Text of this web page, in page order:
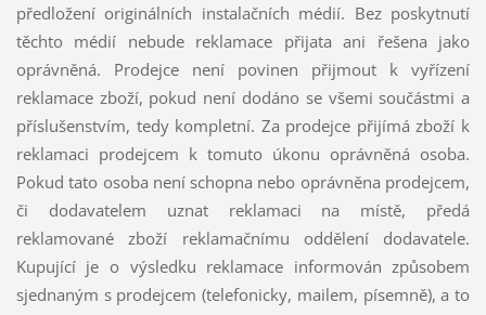
předložení originálních instalačních médií. Bez poskytnutí
těchto médií nebude reklamace přijata ani řešena jako
oprávněná. Prodejce není povinen přijmout k vyřízení
reklamace zboží, pokud není dodáno se všemi součástmi a
příslušenstvím, tedy kompletní. Za prodejce přijímá zboží k
reklamaci prodejcem k tomuto úkonu oprávněná osoba.
Pokud tato osoba není schopna nebo oprávněna prodejcem,
či dodavatelem uznat reklamaci na místě, předá
reklamované zboží reklamačnímu oddělení dodavatele.
Kupující je o výsledku reklamace informován způsobem
sjednaným s prodejcem (telefonicky, mailem, písemně), a to